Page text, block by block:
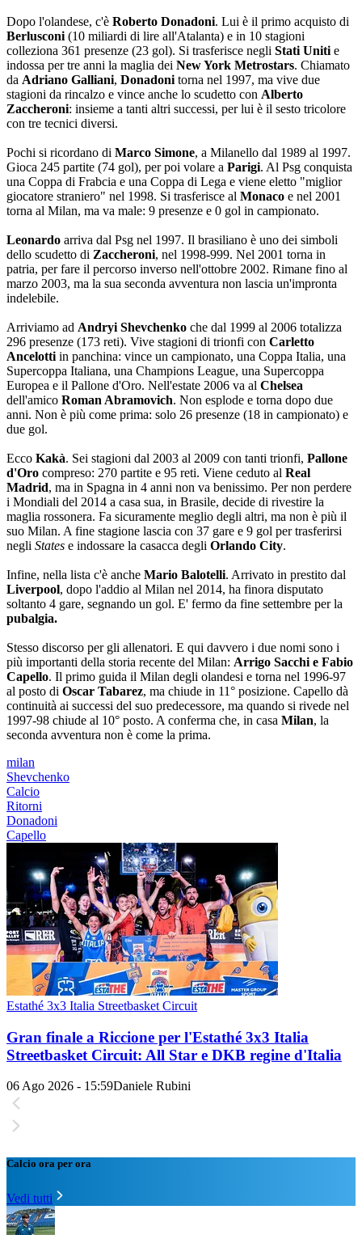
Dopo l'olandese, c'è Roberto Donadoni. Lui è il primo acquisto di
Berlusconi (10 miliardi di lire all'Atalanta) e in 10 stagioni
colleziona 361 presenze (23 gol). Si trasferisce negli Stati Uniti e
indossa per tre anni la maglia dei New York Metrostars. Chiamato
da Adriano Galliani, Donadoni torna nel 1997, ma vive due
stagioni da rincalzo e vince anche lo scudetto con Alberto
Zaccheroni: insieme a tanti altri successi, per lui è il sesto tricolore
con tre tecnici diversi.
Pochi si ricordano di Marco Simone, a Milanello dal 1989 al 1997.
Gioca 245 partite (74 gol), per poi volare a Parigi. Al Psg conquista
una Coppa di Frabcia e una Coppa di Lega e viene eletto "miglior
giocatore straniero" nel 1998. Si trasferisce al Monaco e nel 2001
torna al Milan, ma va male: 9 presenze e 0 gol in campionato.
Leonardo arriva dal Psg nel 1997. Il brasiliano è uno dei simboli
dello scudetto di Zaccheroni, nel 1998-999. Nel 2001 torna in
patria, per fare il percorso inverso nell'ottobre 2002. Rimane fino al
marzo 2003, ma la sua seconda avventura non lascia un'impronta
indelebile.
Arriviamo ad Andryi Shevchenko che dal 1999 al 2006 totalizza
296 presenze (173 reti). Vive stagioni di trionfi con Carletto
Ancelotti in panchina: vince un campionato, una Coppa Italia, una
Supercoppa Italiana, una Champions League, una Supercoppa
Europea e il Pallone d'Oro. Nell'estate 2006 va al Chelsea
dell'amico Roman Abramovich. Non esplode e torna dopo due
anni. Non è più come prima: solo 26 presenze (18 in campionato) e
due gol.
Ecco Kakà. Sei stagioni dal 2003 al 2009 con tanti trionfi, Pallone
d'Oro compreso: 270 partite e 95 reti. Viene ceduto al Real
Madrid, ma in Spagna in 4 anni non va benissimo. Per non perdere
i Mondiali del 2014 a casa sua, in Brasile, decide di rivestire la
maglia rossonera. Fa sicuramente meglio degli altri, ma non è più il
suo Milan. A fine stagione lascia con 37 gare e 9 gol per trasferirsi
negli States e indossare la casacca degli Orlando City.
Infine, nella lista c'è anche Mario Balotelli. Arrivato in prestito dal
Liverpool, dopo l'addio al Milan nel 2014, ha finora disputato
soltanto 4 gare, segnando un gol. E' fermo da fine settembre per la
pubalgia.
Stesso discorso per gli allenatori. E qui davvero i due nomi sono i
più importanti della storia recente del Milan: Arrigo Sacchi e Fabio
Capello. Il primo guida il Milan degli olandesi e torna nel 1996-97
al posto di Oscar Tabarez, ma chiude in 11° posizione. Capello dà
continuità ai successi del suo predecessore, ma quando si rivede nel
1997-98 chiude al 10° posto. A conferma che, in casa Milan, la
seconda avventura non è come la prima.
milan
Shevchenko
Calcio
Ritorni
Donadoni
Capello
Estathé 3x3 Italia Streetbasket Circuit
Gran finale a Riccione per l'Estathé 3x3 Italia
Streetbasket Circuit: All Star e DKB regine d'Italia
06 Ago 2026 - 15:59Daniele Rubini
Calcio ora per ora
Vedi tutti